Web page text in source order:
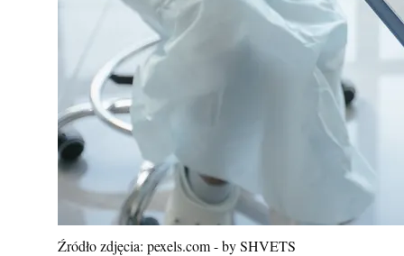
Źródło zdjęcia: pexels.com - by SHVETS